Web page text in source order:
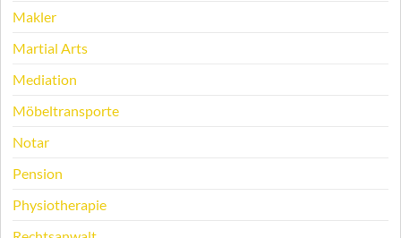
Makler
Martial Arts
Mediation
Möbeltransporte
Notar
Pension
Physiotherapie